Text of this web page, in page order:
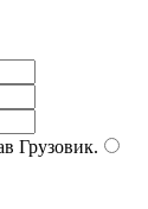
Грузовик.